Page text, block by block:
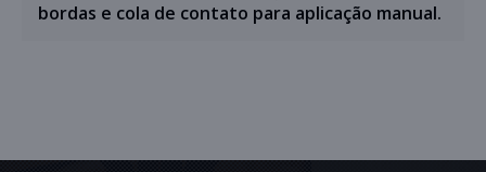
bordas e cola de contato para aplicação manual.